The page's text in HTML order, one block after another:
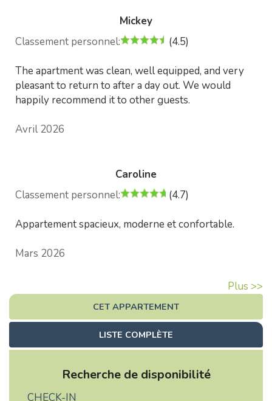
Mickey
Classement personnel:
(4.5)
The apartment was clean, well equipped, and very
pleasant to return to after a day out. We would
happily recommend it to other guests.
Avril 2026
Caroline
Classement personnel:
(4.7)
Appartement spacieux, moderne et confortable.
Mars 2026
Plus >>
CET APPARTEMENT
LISTE COMPLÈTE
Recherche de disponibilité
CHECK-IN